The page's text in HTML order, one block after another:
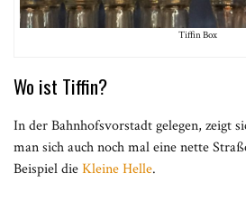
Tiffin Box
Wo ist Tiffin?
In der Bahnhofsvorstadt gelegen, zeigt
man sich auch noch mal eine nette
Beispiel dieKleine Helle.